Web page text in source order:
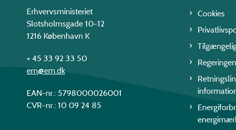
Erhvervsministeriet
Slotsholmsgade 10-12
1216 København K
+ 45 33 92 33 50
em@em.dk
EAN-nr.: 5798000026001
CVR-nr.: 10 09 24 85
Cookies